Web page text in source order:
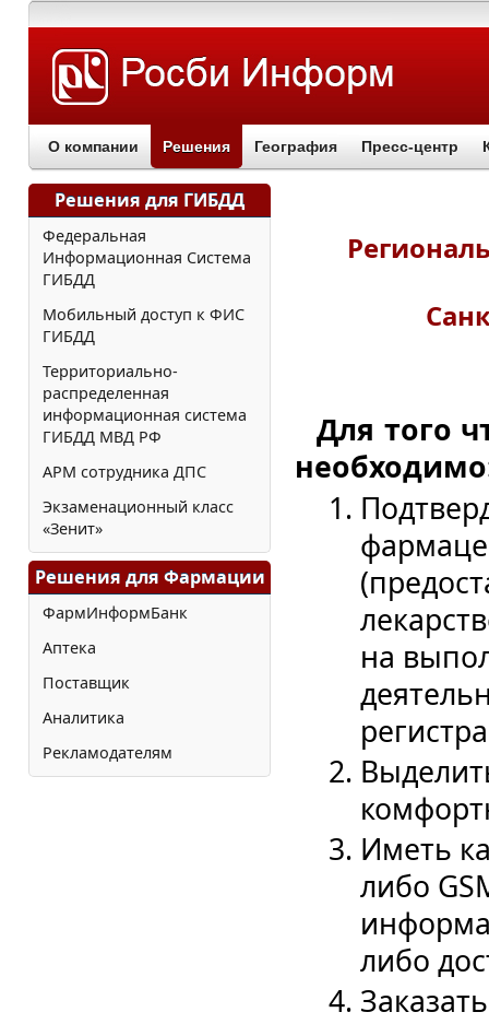
О компании Решения География Пресс-центр
Решения для ГИБДД
Федеральная
Информационная Система
ГИБДД
Мобильный доступ к ФИС
ГИБДД
Территориально-
распределенная
информационная система
ГИБДД МВД РФ
АРМ сотрудника ДПС
Экзаменационный класс
«Зенит»
Решения для Фармации
ФармИнформБанк
Аптека
Поставщик
Аналитика
Рекламодателям
Для того
на
Иметь
либо
либо